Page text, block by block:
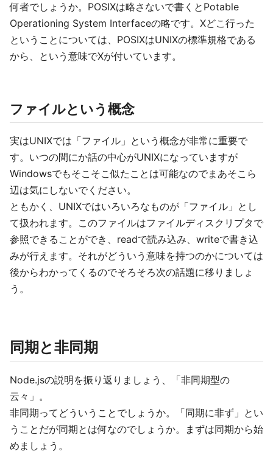
何者でしょうか。POSIXは略さないで書くとPotable
Operationing System Interfaceの略です。Xどこ行った
ということについては、POSIXはUNIXの標準規格である
から、という意味でXが付いています。
ファイルという概念
実はUNIXでは「ファイル」という概念が非常に重要で
す。いつの間にか話の中心がUNIXになっていますが
Windowsでもそこそこ似たことは可能なのでまあそこら
辺は気にしないでください。
ともかく、UNIXではいろいろなものが「ファイル」とし
て扱われます。このファイルはファイルディスクリプタで
参照できることができ、readで読み込み、writeで書き込
みが行えます。それがどういう意味を持つのかについては
後からわかってくるのでそろそろ次の話題に移りましょ
う。
同期と非同期
Node.jsの説明を振り返りましょう、「非同期型の
云々」。
非同期ってどういうことでしょうか。「同期に非ず」とい
うことだが同期とは何なのでしょうか。まずは同期から始
めましょう。